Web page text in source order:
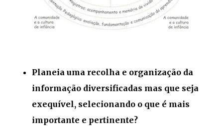
Planeia uma recolha e organização da
informação diversificadas mas que seja
exequível, selecionando o que é mais
importante e pertinente?